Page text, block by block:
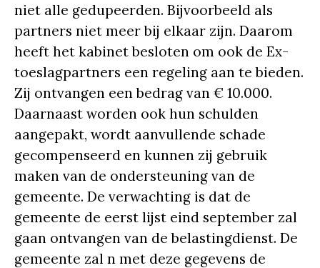
niet alle gedupeerden. Bijvoorbeeld als
partners niet meer bij elkaar zijn. Daarom
heeft het kabinet besloten om ook de Ex-
toeslagpartners een regeling aan te bieden.
Zij ontvangen een bedrag van € 10.000.
Daarnaast worden ook hun schulden
aangepakt, wordt aanvullende schade
gecompenseerd en kunnen zij gebruik
maken van de ondersteuning van de
gemeente. De verwachting is dat de
gemeente de eerst lijst eind september zal
gaan ontvangen van de belastingdienst. De
gemeente zal n met deze gegevens de